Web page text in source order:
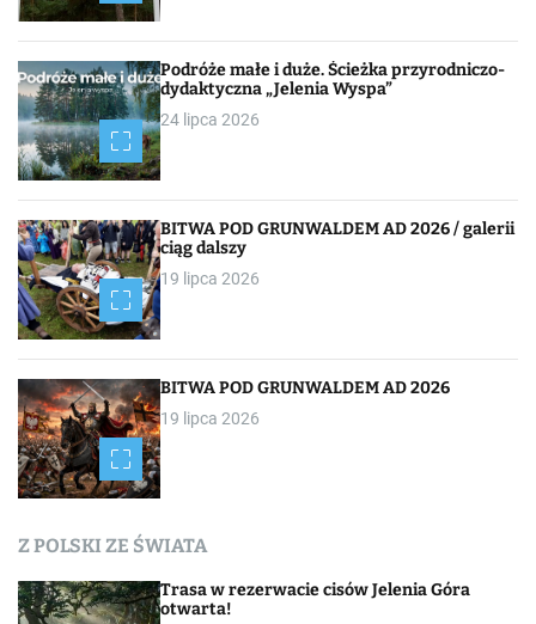
a
c
j
a
p
o
w
p
i
s
a
Podróże małe i duże. Ścieżka przyrodniczo-
dydaktyczna „Jelenia Wyspa”
24 lipca 2026
BITWA POD GRUNWALDEM AD 2026 / galerii
ciąg dalszy
19 lipca 2026
BITWA POD GRUNWALDEM AD 2026
19 lipca 2026
Z POLSKI ZE ŚWIATA
Trasa w rezerwacie cisów Jelenia Góra
otwarta!